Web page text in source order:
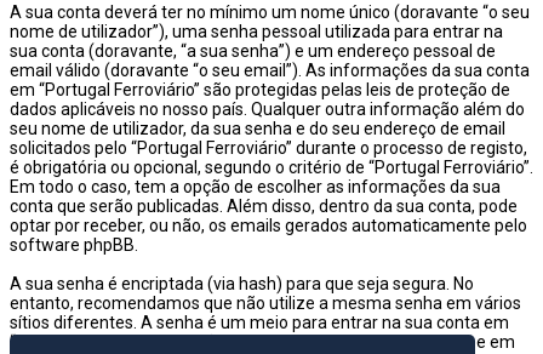
A sua conta deverá ter no mínimo um nome único (doravante “o seu
nome de utilizador”), uma senha pessoal utilizada para entrar na
sua conta (doravante, “a sua senha”) e um endereço pessoal de
email válido (doravante “o seu email”). As informações da sua conta
em “Portugal Ferroviário” são protegidas pelas leis de proteção de
dados aplicáveis no nosso país. Qualquer outra informação além do
seu nome de utilizador, da sua senha e do seu endereço de email
solicitados pelo “Portugal Ferroviário” durante o processo de registo,
é obrigatória ou opcional, segundo o critério de “Portugal Ferroviário”.
Em todo o caso, tem a opção de escolher as informações da sua
conta que serão publicadas. Além disso, dentro da sua conta, pode
optar por receber, ou não, os emails gerados automaticamente pelo
software phpBB.
A sua senha é encriptada (via hash) para que seja segura. No
entanto, recomendamos que não utilize a mesma senha em vários
sítios diferentes. A senha é um meio para entrar na sua conta em
“Portugal Ferroviário”, então por favor guarde-a com cuidado e em